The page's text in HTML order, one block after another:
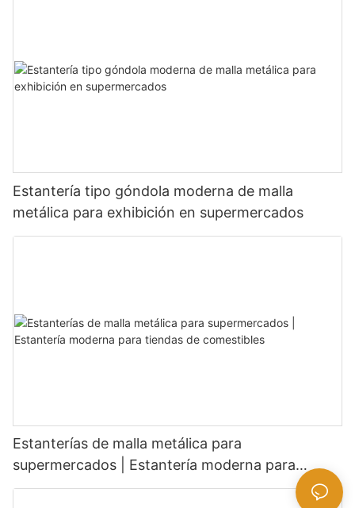
Estantería tipo góndola moderna de malla
metálica para exhibición en supermercados
Estanterías de malla metálica para
supermercados | Estantería moderna para
tiendas de comestibles